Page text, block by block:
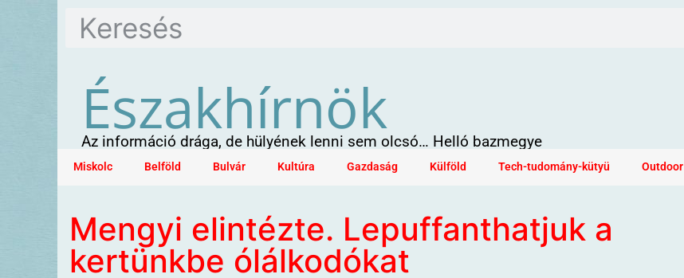
Északhírnök
Az információ drága, de hülyének lenni sem olcsó… Helló bazmegye
Miskolc Belföld Bulvár Kultúra Gazdaság Külföld Tech-tudomány-kütyü Outdoor
Mengyi elintézte. Lepuffanthatjuk a
kertünkbe ólálkodókat